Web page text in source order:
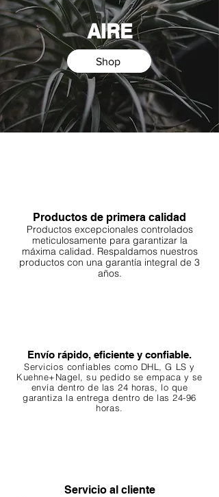
AIRE
Shop
Productos de primera calidad
Productos excepcionales controlados
meticulosamente para garantizar la
máxima calidad. Respaldamos nuestros
productos con una garantía integral de 3
años.
Envío rápido, eficiente y confiable.
Servicios confiables como DHL, G LS y
Kuehne+Nagel, su pedido se empaca y se
envía dentro de las 24 horas, lo que
garantiza la entrega dentro de las 24-96
horas.
Servicio al cliente